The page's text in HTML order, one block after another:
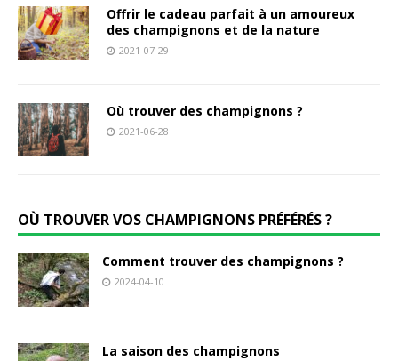
Offrir le cadeau parfait à un amoureux
des champignons et de la nature
2021-07-29
Où trouver des champignons ?
2021-06-28
OÙ TROUVER VOS CHAMPIGNONS PRÉFÉRÉS ?
Comment trouver des champignons ?
2024-04-10
La saison des champignons